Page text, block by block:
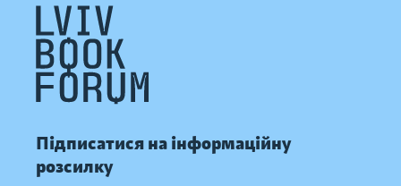
Підписатися на інформаційну
розсилку